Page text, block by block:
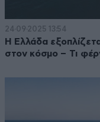
24·09·2025 13:54
Η Ελλάδα
στον κόσμο – Τι